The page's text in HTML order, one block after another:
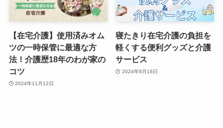
【在宅介護】使用済みオム
ツの一時保管に最適な方
法！介護歴18年のわが家の
コツ
2024年11月12日
寝たきり在宅介護の負担を
軽くする便利グッズと介護
サービス
2024年9月16日